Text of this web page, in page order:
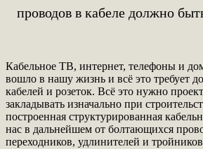
проводов в кабеле должно
Кабельное ТВ, интернет, телефоны и
вошло в нашу жизнь и всё это требует
кабелей и розеток. Всё это нужно
закладывать изначально при
построенная структурированная
нас в дальнейшем от болтающихся
переходников, удлинителей и